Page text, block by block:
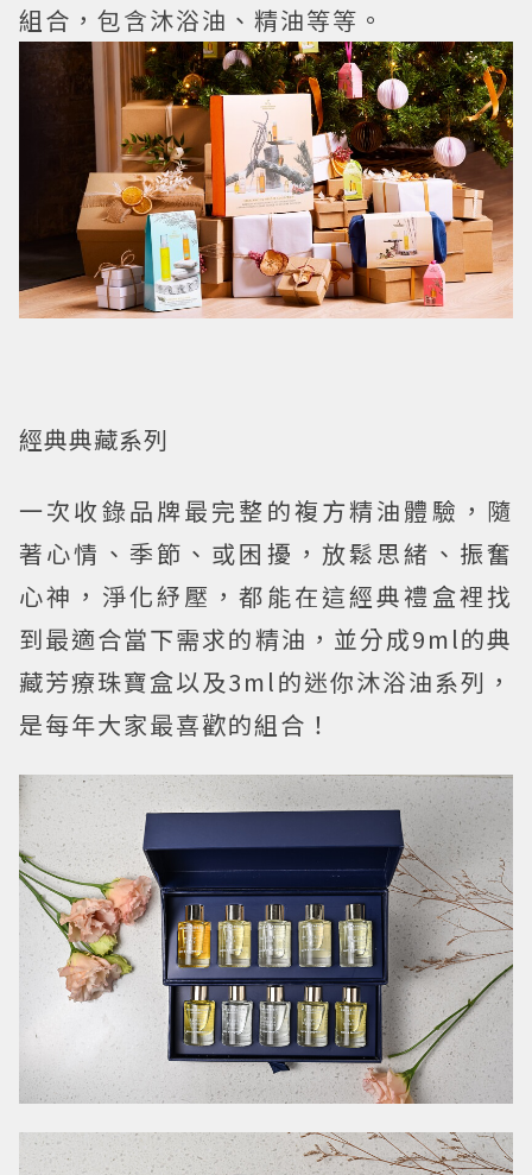
組合，包含沐浴油、精油等等。
經典典藏系列
一次收錄品牌最完整的複方精油體驗，隨
著心情、季節、或困擾，放鬆思緒、振奮
心神，淨化紓壓，都能在這經典禮盒裡找
到最適合當下需求的精油，並分成9ml的典
藏芳療珠寶盒以及3ml的迷你沐浴油系列，
是每年大家最喜歡的組合！